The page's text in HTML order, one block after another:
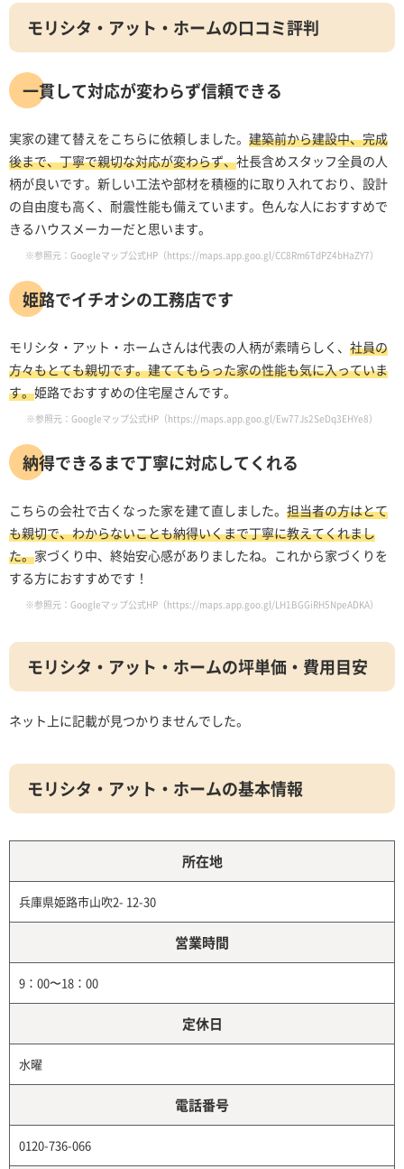
モリシタ・アット・ホームの口コミ評判
一貫して対応が変わらず信頼できる
実家の建て替えをこちらに依頼しました。 建築前から建設中、完成
後まで、丁寧で親切な対応が変わらず、社長含めスタッフ全員の人
柄が良いです。新しい工法や部材を積極的に取り入れており、設計
の自由度も高く、耐震性能も備えています。色んな人におすすめで
きるハウスメーカーだと思います。
※参照元：Googleマップ公式HP（https://maps.app.goo.gl/CC8Rm6TdPZ4bHaZY7）
姫路でイチオシの工務店です
モリシタ・アット・ホームさんは代表の人柄が素晴らしく、 社員の
方々もとても親切です。建ててもらった家の性能も気に入っていま
す。姫路でおすすめの住宅屋さんです。
※参照元：Googleマップ公式HP（https://maps.app.goo.gl/Ew77Js2SeDq3EHYe8）
納得できるまで丁寧に対応してくれる
こちらの会社で古くなった家を建て直しました。 担当者の方はとて
も親切で、わからないことも納得いくまで丁寧に教えてくれまし
た。家づくり中、終始安心感がありましたね。これから家づくりを
する方におすすめです！
※参照元：Googleマップ公式HP（https://maps.app.goo.gl/LH1BGGiRH5NpeADKA）
モリシタ・アット・ホームの坪単価・費用目安
ネット上に記載が見つかりませんでした。
モリシタ・アット・ホームの基本情報
所在地
兵庫県姫路市山吹2- 12-30
営業時間
9：00〜18：00
定休日
水曜
電話番号
0120-736-066